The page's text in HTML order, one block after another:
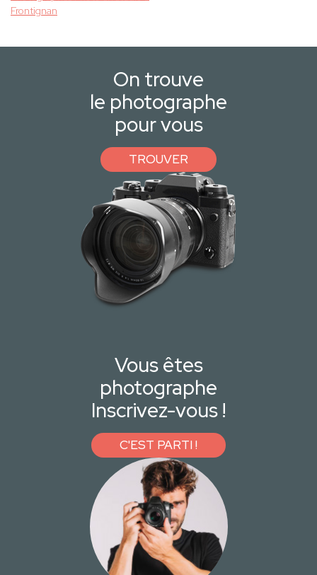
Frontignan
On trouve
le photographe
pour vous
TROUVER
Vous êtes
photographe
Inscrivez-vous !
C'EST PARTI !